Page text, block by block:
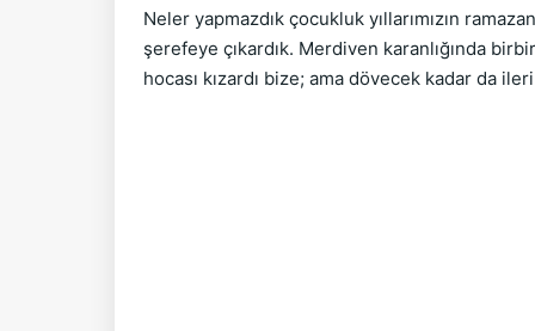
Neler yapmazdık çocukluk yıllarımızın
şerefeye çıkardık. Merdiven karanlığında
hocası kızardı bize; ama dövecek kadar da